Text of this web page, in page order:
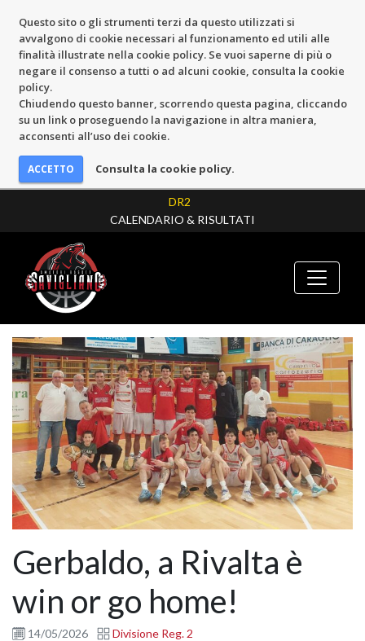
Questo sito o gli strumenti terzi da questo utilizzati si
avvalgono di cookie necessari al funzionamento ed utili alle
finalità illustrate nella cookie policy. Se vuoi saperne di più o
negare il consenso a tutti o ad alcuni cookie, consulta la cookie
policy.
Chiudendo questo banner, scorrendo questa pagina, cliccando
su un link o proseguendo la navigazione in altra maniera,
acconsenti all’uso dei cookie.
Consulta la cookie policy.
DR2
CALENDARIO & RISULTATI
Gerbaldo, a Rivalta è
win or go home!
14/05/2026 Divisione Reg. 2